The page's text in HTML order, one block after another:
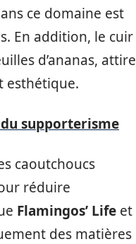
ce domaine est
En addition, le cuir
d’ananas, attire
esthétique.
supporterisme
caoutchoucs
réduire
Flamingos’ Life et
des matières